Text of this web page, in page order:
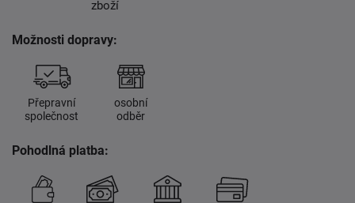
zboží
Možnosti dopravy:
Přepravní
společnost
osobní
odběr
Pohodlná platba: